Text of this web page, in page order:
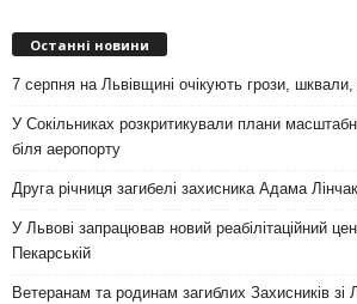
Останні новини
7 серпня на Львівщині очікують грози, шквали,
У Сокільниках розкритикували плани
біля аеропорту
Друга річниця загибелі захисника Адама
У Львові запрацював новий реабілітаційний
Пекарській
Ветеранам та родинам загиблих Захисників зі